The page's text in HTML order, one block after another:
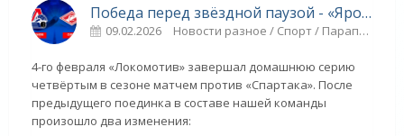
Победа перед звёздной паузой - «Ярославский спорт»
09.02.2026 Новости разное / Спорт / Парапланеризм / Другие виды спорта / Прыжки в воду / Видео новости / ГОЛЬФ / Игровые виды спорта / ТЕННИС
4-го февраля «Локомотив» завершал домашнюю серию
четвёртым в сезоне матчем против «Спартака». После
предыдущего поединка в составе нашей команды
произошло два изменения: